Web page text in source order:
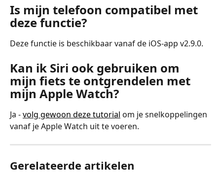
Is mijn telefoon compatibel met
deze functie?
Deze functie is beschikbaar vanaf de iOS-app v2.9.0.
Kan ik Siri ook gebruiken om
mijn fiets te ontgrendelen met
mijn Apple Watch?
Ja - volg gewoon deze tutorial om je snelkoppelingen
vanaf je Apple Watch uit te voeren.
Gerelateerde artikelen